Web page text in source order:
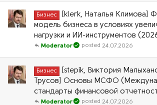
Бизнес
[klerk, Наталья Климова]
модель бизнеса в условиях
нагрузки и ИИ-инструментов
24.07.2026
Moderator
Бизнес
[stepik, Виктория
Трусов] Основы МСФО
стандарты финансовой
24.07.2026
Moderator